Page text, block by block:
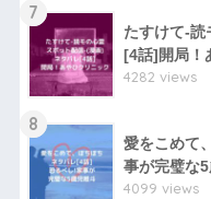
7
たすけて-読
[4話]開局！
4282 views
8
愛をこめて
事が完璧な
4099 views